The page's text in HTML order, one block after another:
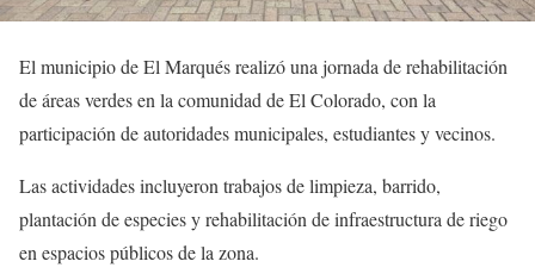
El municipio de El Marqués realizó una jornada de rehabilitación
de áreas verdes en la comunidad de El Colorado, con la
participación de autoridades municipales, estudiantes y vecinos.
Las actividades incluyeron trabajos de limpieza, barrido,
plantación de especies y rehabilitación de infraestructura de riego
en espacios públicos de la zona.